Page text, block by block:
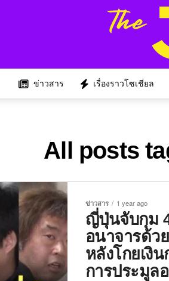
ข่าวสาร เรื่องราวโซเชียล
All posts
ข่าวสาร 1 year ago
ญี่ปุ่นจับกุม
อนาจารด้ว
หลังโกยเงิ
การประมูล